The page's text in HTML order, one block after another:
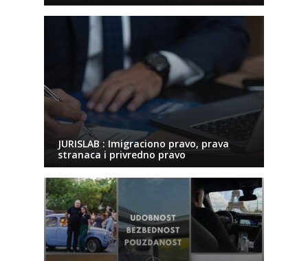
JURISLAB : Imigraciono pravo, prava
stranaca i privredno pravo